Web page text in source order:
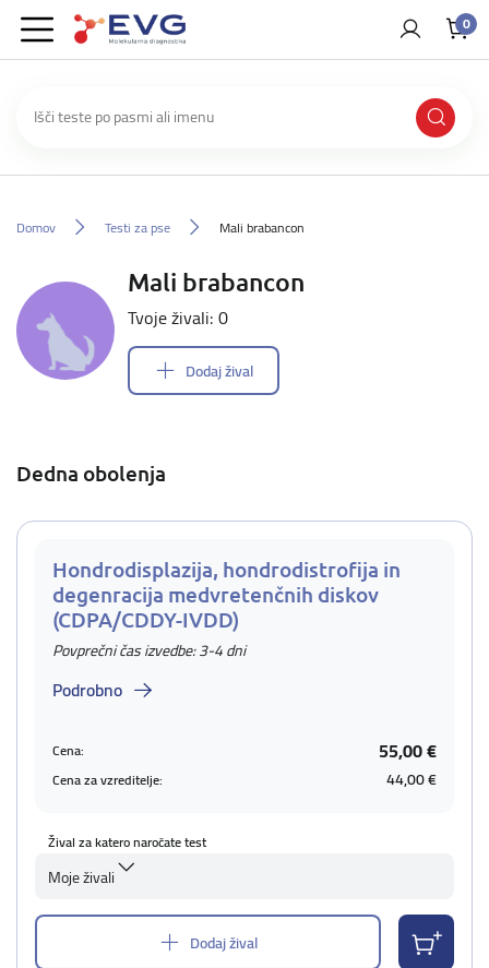
0
Domov Testi za pse Mali brabancon
Mali brabancon
Tvoje živali: 0
Dodaj žival
Dedna obolenja
Hondrodisplazija, hondrodistrofija in
degenracija medvretenčnih diskov
(CDPA/CDDY-IVDD)
Povprečni čas izvedbe: 3-4 dni
Podrobno
Cena: 55,00 €
Cena za vzreditelje: 44,00 €
Žival za katero naročate test
Moje živali
Dodaj žival